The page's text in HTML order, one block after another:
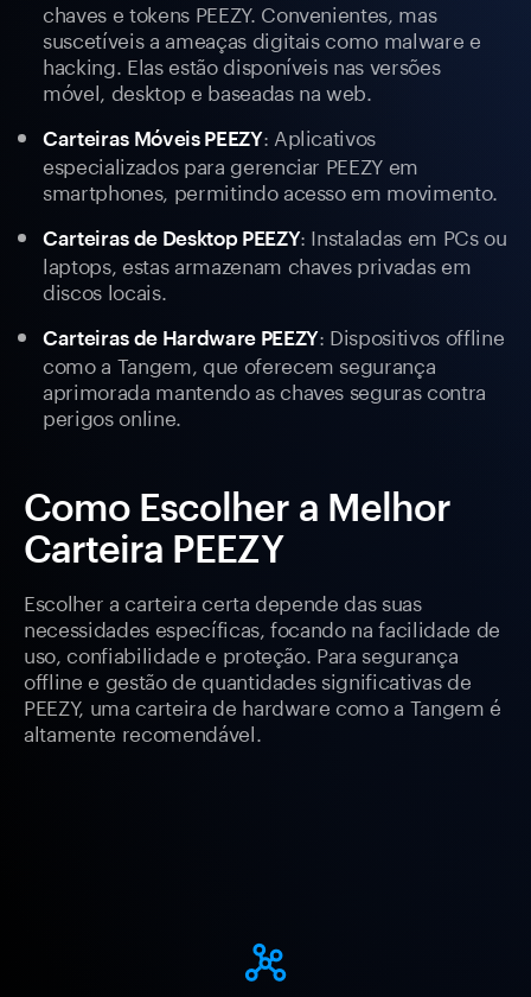
chaves e tokens PEEZY. Convenientes, mas
suscetíveis a ameaças digitais como malware e
hacking. Elas estão disponíveis nas versões
móvel, desktop e baseadas na web.
Carteiras Móveis PEEZY: Aplicativos
especializados para gerenciar PEEZY em
smartphones, permitindo acesso em movimento.
Carteiras de Desktop PEEZY: Instaladas em PCs ou
laptops, estas armazenam chaves privadas em
discos locais.
Carteiras de Hardware PEEZY: Dispositivos offline
como a Tangem, que oferecem segurança
aprimorada mantendo as chaves seguras contra
perigos online.
Como Escolher a Melhor
Carteira PEEZY
Escolher a carteira certa depende das suas
necessidades específicas, focando na facilidade de
uso, confiabilidade e proteção. Para segurança
offline e gestão de quantidades significativas de
PEEZY, uma carteira de hardware como a Tangem é
altamente recomendável.